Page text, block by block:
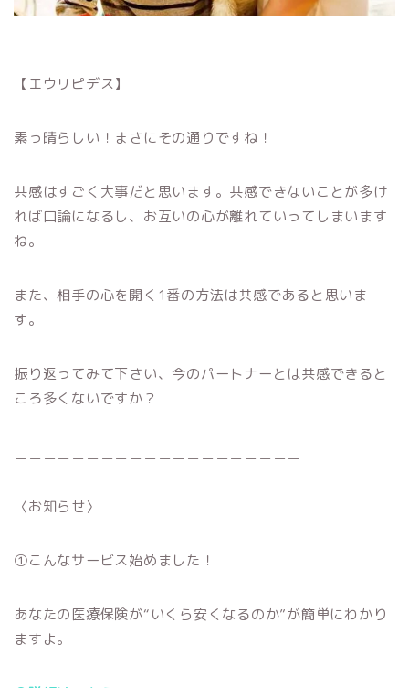
【エウリピデス】
素っ晴らしい！まさにその通りですね！
共感はすごく大事だと思います。共感できないことが多け
れば口論になるし、お互いの心が離れていってしまいます
ね。
また、相手の心を開く1番の方法は共感であると思いま
す。
振り返ってみて下さい、今のパートナーとは共感できると
ころ多くないですか？
〈お知らせ〉
①こんなサービス始めました！
あなたの医療保険が“いくら安くなるのか”が簡単にわかり
ますよ。